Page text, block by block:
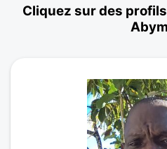
Cliquez sur des